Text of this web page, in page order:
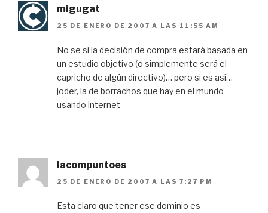
migugat
25 DE ENERO DE 2007 A LAS 11:55 AM
No se si la decisión de compra estará basada en
un estudio objetivo (o simplemente será el
capricho de algún directivo)… pero si es así…
joder, la de borrachos que hay en el mundo
usando internet
lacompuntoes
25 DE ENERO DE 2007 A LAS 7:27 PM
Esta claro que tener ese dominio es